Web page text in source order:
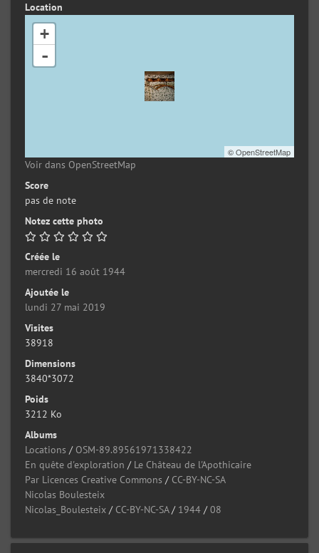
Location
+
-
©OpenStreetMap
Voir dans OpenStreetMap
Score
pas de note
Notez cette photo
Créée le
mercredi 16 août 1944
Ajoutée le
lundi 27 mai 2019
Visites
38918
Dimensions
3840*3072
Poids
3212 Ko
Albums
Locations / OSM-89.89561971338422
En quête d'exploration / Le Château de l'Apothicaire
Par Licences Creative Commons / CC-BY-NC-SA
Nicolas Boulesteix
Nicolas_Boulesteix / CC-BY-NC-SA/ 1944 /08